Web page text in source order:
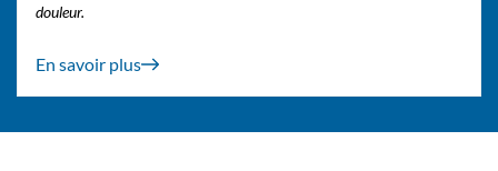
douleur.
En savoir plus